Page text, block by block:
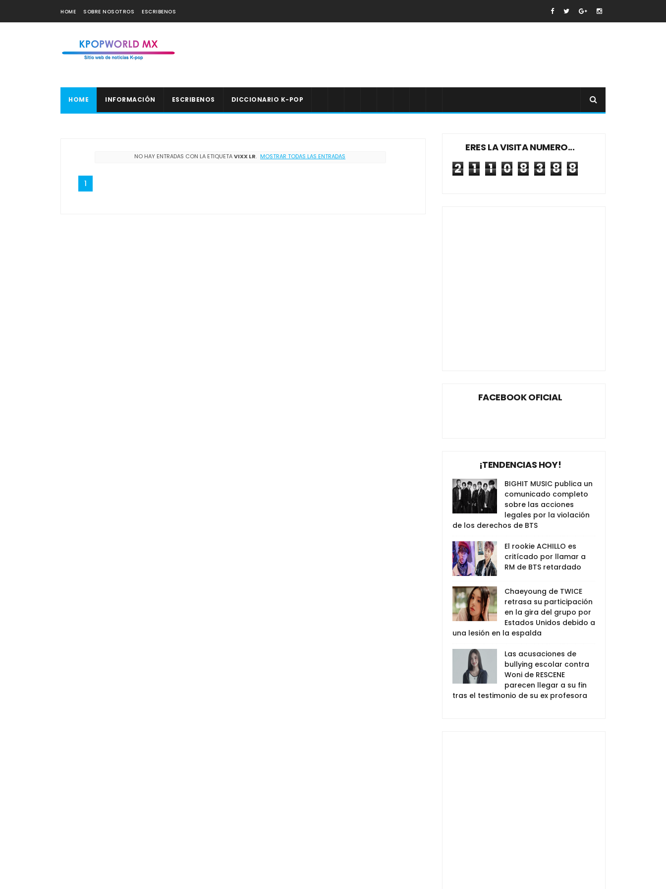
HOME SOBRE NOSOTROS ESCRIBENOS
HOME INFORMACIÓN ESCRIBENOS DICCIONARIO K-POP
NO HAY ENTRADAS CON LA ETIQUETAVIXX LR. MOSTRAR TODAS LAS ENTRADAS
1
ERES LA VISITA NUMERO...
2 1 1 0 8 3 8 8
FACEBOOK OFICIAL
¡TENDENCIAS HOY!
BIGHIT MUSIC publica un
comunicado completo
sobre las acciones
legales por la violación
de los derechos de BTS
El rookie ACHILLO es
critícado por llamar a
RM de BTS retardado
Chaeyoung de TWICE
retrasa su participación
en la gira del grupo por
Estados Unidos debido a
una lesión en la espalda
Las acusaciones de
bullying escolar contra
Woni de RESCENE
parecen llegar a su fin
tras el testimonio de su ex profesora